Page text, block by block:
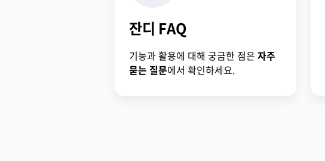
잔디 FAQ
기능과 활용에 대해 궁금한 점은 자주
묻는 질문에서 확인하세요.